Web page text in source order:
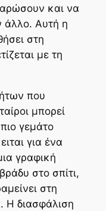
και να
άλλο. Αυτή η
στη
με τη
που
μπορεί
γεμάτο
για ένα
γραφική
στο σπίτι,
στη
Η διασφάλιση